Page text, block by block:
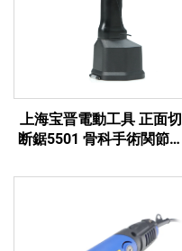
上海宝晋電動工具 正面切
断鋸5501 骨科手術関節外